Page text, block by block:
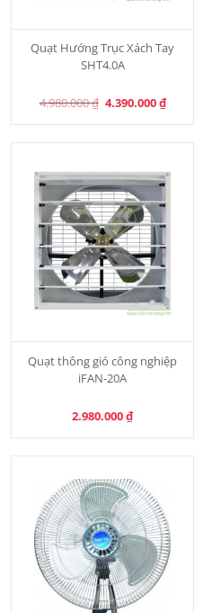
Quạt Hướng Trục Xách Tay
SHT4.0A
4.980.000₫ Original
price
4.390.000₫
price
Quạt thông gió công nghiệp
iFAN-20A
2.980.000₫